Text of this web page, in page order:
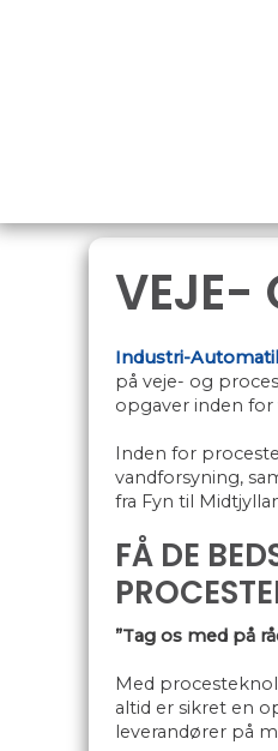
VEJE-
Industri-
på veje- og
opgaver inden
Inden for
vandforsyning,
fra Fyn til
FÅ DE
”Tag os med på
Med
altid er sikret en
leverandører på